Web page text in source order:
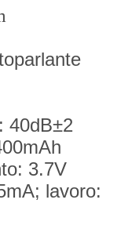
40dB±2
3.7V
lavoro: